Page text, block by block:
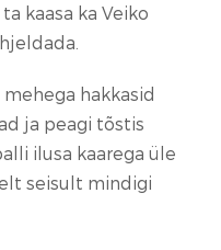
kaasa ka Veiko
hakkasid
ja peagi tõstis
ilusa kaarega üle
seisult mindigi